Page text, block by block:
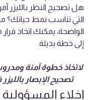
هل تصحيح النظر بالليزر
التي تناسب نمط حياتك؟
الواضحة، يمكنك اتخاذ
إلى خطة بديلة.
لاتخاذ خطوة آمنة
تصحيح الإبصار
إخلاء المسؤولية